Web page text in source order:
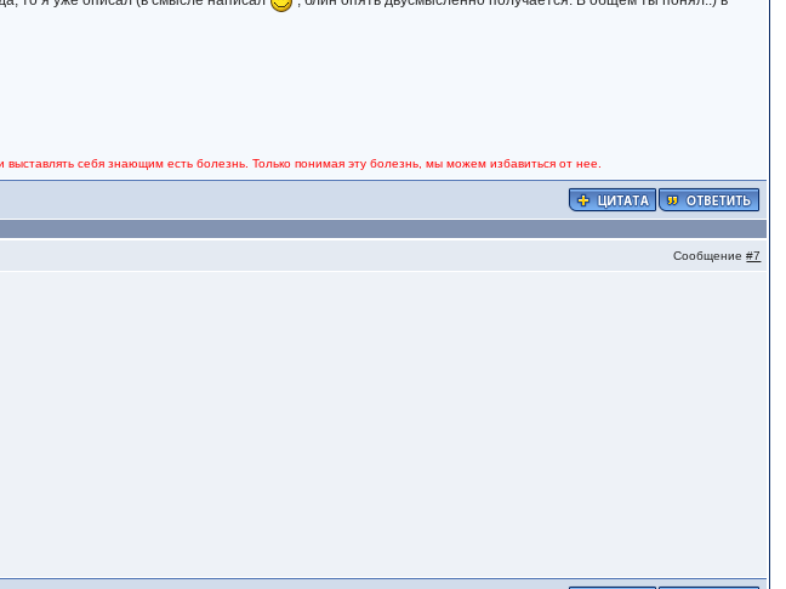
себя знающим есть болезнь. Только понимая эту болезнь, мы можем избавиться от нее.
Сообщение#7